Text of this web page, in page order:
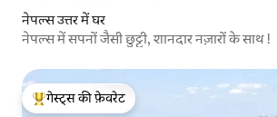
नेपल्स उत्तर में घर
नेपल्स में सपनों जैसी छुट्टी, शानदार नज़ारों के साथ !
गेस्ट्स का टॉप फ़ेवरेट
गेस्ट्स की फ़ेवरेट